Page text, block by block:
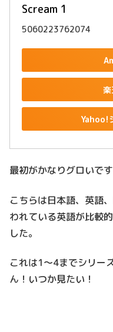
Scream 1
5060223762074
Yahoo!
最初がかなりグロいです
こちらは日本語、英語
われている英語が比較
した。
これは1～4までシリー
ん！いつか見たい！